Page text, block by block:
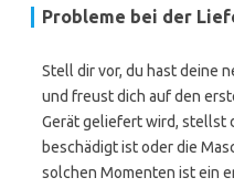
Probleme bei der
Stell dir vor, du hast deine
und freust dich auf den
Gerät geliefert wird, stellst
beschädigt ist oder die
solchen Momenten ist ein